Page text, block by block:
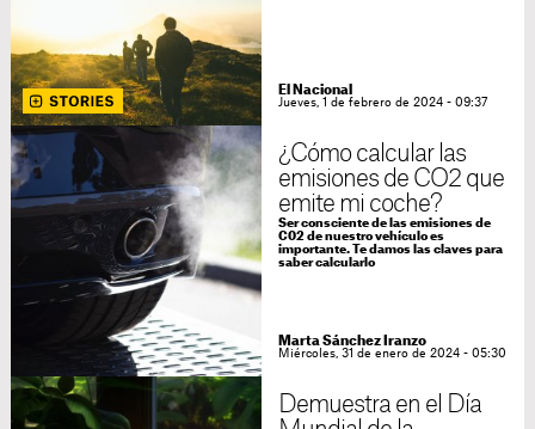
El Nacional
Jueves, 1 de febrero de 2024 - 09:37
¿Cómo calcular las
emisiones de CO2 que
emite mi coche?
Ser consciente de las emisiones de
C02 de nuestro vehículo es
importante. Te damos las claves para
saber calcularlo
Marta Sánchez Iranzo
Miércoles, 31 de enero de 2024 - 05:30
Demuestra en el Día